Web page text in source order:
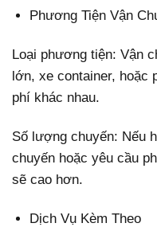
Phương Tiện Vận
Loại phương tiện: Vận
lớn, xe container, hoặc
phí khác nhau.
Số lượng chuyến: Nếu
chuyến hoặc yêu cầu
sẽ cao hơn.
Dịch Vụ Kèm Theo